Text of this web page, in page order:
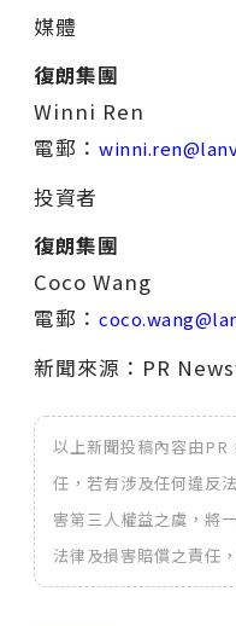
媒體
復朗集團
Winni Ren
電郵：
投資者
復朗集團
Coco Wang
電郵：
新聞來源：PR
以上新聞投稿內容由
任，若有涉及任何違反
害第三人權益之虞，將
法律及損害賠償之責任